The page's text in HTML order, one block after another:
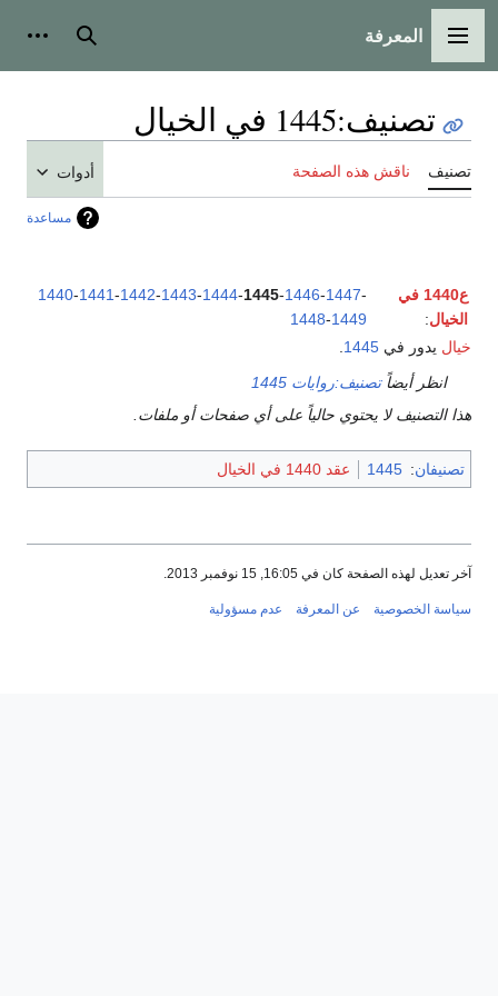
القائمة الرئيسية
المعرفة بحث
تصنيف:1445 في الخيال
تصنيف ناقش هذه الصفحة أدوات
مساعدة
ع1440 في
الخيال:
1440-1441-1442-1443-1444-1445-1446-1447-
1448-1449
خيال يدور في 1445
انظر أيضاًتصنيف:روايات 1445
هذا التصنيف لا يحتوي حالياً على أي صفحات أو ملفات.
تصنيفان:
1445 عقد 1440 في الخيال
آخر تعديل لهذه الصفحة كان في 16:05, 15 نوفمبر 2013.
سياسة الخصوصية عن المعرفة عدم مسؤولية